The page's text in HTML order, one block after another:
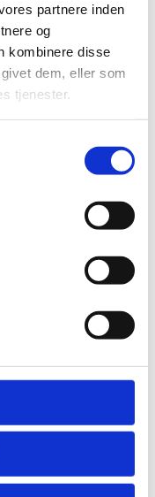
partnere inden
og
kombinere disse
dem, eller som
tjenester.